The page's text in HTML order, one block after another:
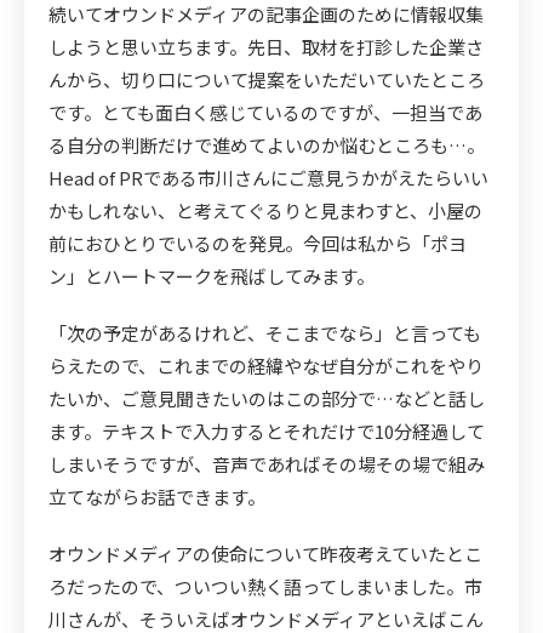
続いてオウンドメディアの記事企画のために情報収集
しようと思い立ちます。先日、取材を打診した企業さ
んから、切り口について提案をいただいていたところ
です。とても面白く感じているのですが、一担当であ
る自分の判断だけで進めてよいのか悩むところも…。
Head of PRである市川さんにご意見うかがえたらいい
かもしれない、と考えてぐるりと見まわすと、小屋の
前におひとりでいるのを発見。今回は私から「ポヨ
ン」とハートマークを飛ばしてみます。
「次の予定があるけれど、そこまでなら」と言っても
らえたので、これまでの経緯やなぜ自分がこれをやり
たいか、ご意見聞きたいのはこの部分で…などと話し
ます。テキストで入力するとそれだけで10分経過して
しまいそうですが、音声であればその場その場で組み
立てながらお話できます。
オウンドメディアの使命について昨夜考えていたとこ
ろだったので、ついつい熱く語ってしまいました。市
川さんが、そういえばオウンドメディアといえばこん